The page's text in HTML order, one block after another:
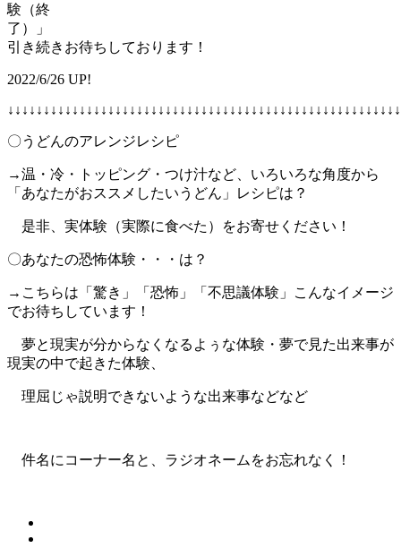
験（終
了）
引き続きお待ちしております！
2022/6/26 UP!
〇うどんのアレンジレシピ
→温・冷・トッピング・つけ汁など、いろいろな角度から
「あなたがおススメしたいうどん」レシピは？
是非、実体験（実際に食べた）をお寄せください！
〇あなたの恐怖体験・・・は？
→こちらは「驚き」「恐怖」「不思議体験」こんなイメージ
でお待ちしています！
夢と現実が分からなくなるよぅな体験・夢で見た出来事が
現実の中で起きた体験、
理屈じゃ説明できないような出来事などなど
件名にコーナー名と、ラジオネームをお忘れなく！